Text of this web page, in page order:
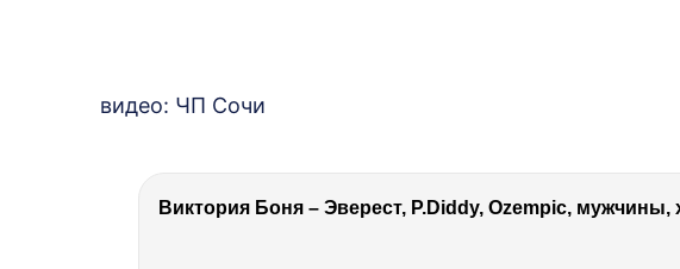
видео: ЧП Сочи